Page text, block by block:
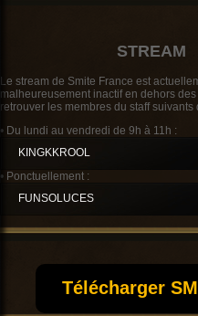
STREAM
Le stream de Smite France est
malheureusement inactif en dehors
retrouver les membres du staff suivants
• Du lundi au vendredi de 9h à 11h :
KINGKKROOL
• Ponctuellement :
FUNSOLUCES
Télécharger